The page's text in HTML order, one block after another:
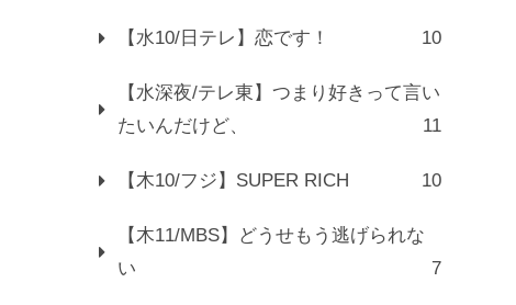
【水10/日テレ】恋です！ 10
【水深夜/テレ東】つまり好きって言い
たいんだけど、
11
【木10/フジ】SUPER RICH 10
【木11/MBS】どうせもう逃げられな
い
7